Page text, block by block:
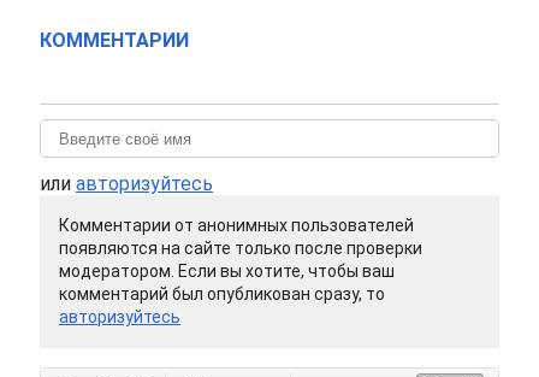
КОММЕНТАРИИ
или авторизуйтесь
Комментарии от анонимных пользователей
появляются на сайте только после проверки
модератором. Если вы хотите, чтобы ваш
комментарий был опубликован сразу, то
авторизуйтесь